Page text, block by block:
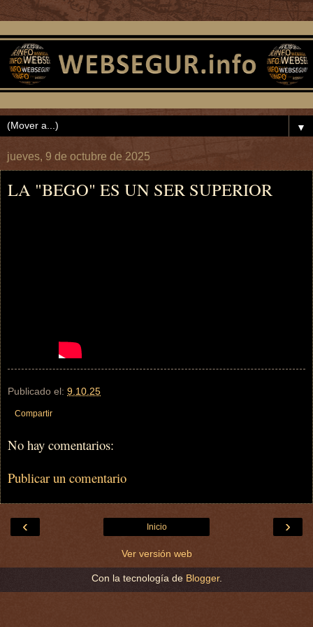
▼
jueves, 9 de octubre de 2025
LA "BEGO" ES UN SER SUPERIOR
Publicado el: 9.10.25
Compartir
No hay comentarios:
Publicar un comentario
‹ ›
Inicio
Ver versión web
Con la tecnología de Blogger.